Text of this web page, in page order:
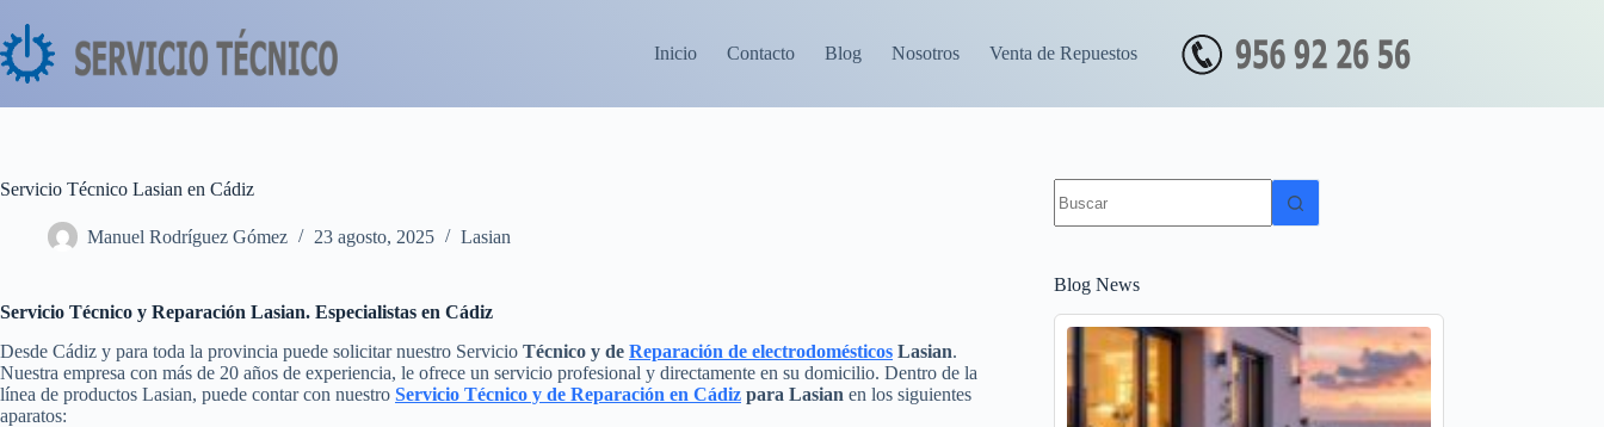
al
contenido
Inicio Contacto Blog Nosotros Venta de Repuestos
Servicio Técnico Lasian en Cádiz
Manuel Rodríguez Gómez 23 agosto, 2025 Lasian
Servicio Técnico y Reparación Lasian. Especialistas en Cádiz
Desde Cádiz y para toda la provincia puede solicitar nuestro Servicio Técnico y de Reparación de electrodomésticos Lasian.
Nuestra empresa con más de 20 años de experiencia, le ofrece un servicio profesional y directamente en su domicilio. Dentro de la
línea de productos Lasian, puede contar con nuestro Servicio Técnico y de Reparación en Cádiz para Lasian en los siguientes
aparatos:
resultados
Blog News